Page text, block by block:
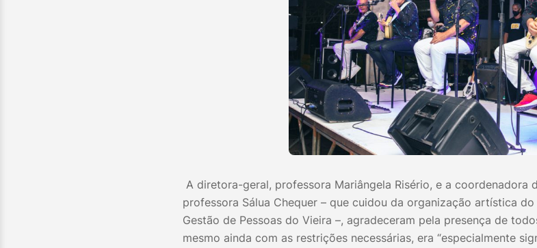
A diretora-geral, professora Mariângela Risério, e a coordenadora
professora Sálua Chequer – que cuidou da organização artística
Gestão de Pessoas do Vieira –, agradeceram pela presença de
mesmo ainda com as restrições necessárias, era “especialmente